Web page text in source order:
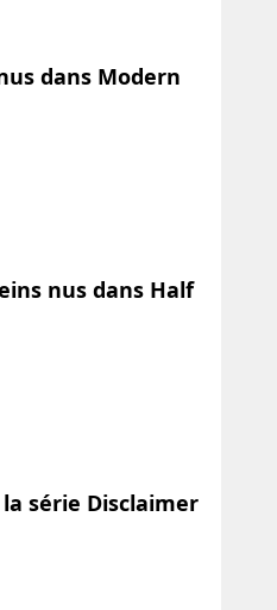
dans Modern
nus dans Half
série Disclaimer